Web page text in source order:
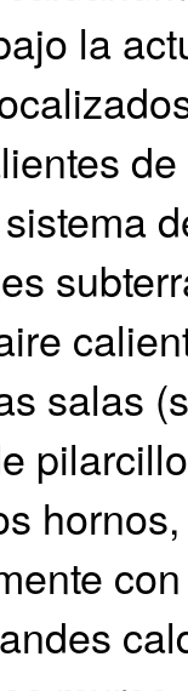
la
salas